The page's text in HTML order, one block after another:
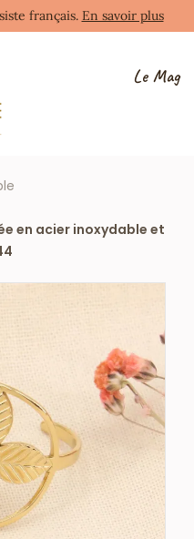
français. En savoir plus
Le Mag
en acier inoxydable et